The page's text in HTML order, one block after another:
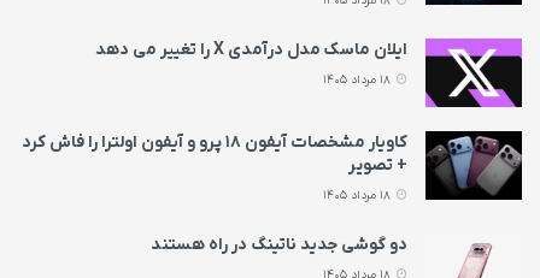
ایلان ماسک مدل درآمدی X را تغییر می‌ دهد
کاویار مشخصات آیفون ۱۸ پرو و آیفون اولترا را فاش کرد
+ تصویر
دو گوشی جدید ناتینگ در راه هستند